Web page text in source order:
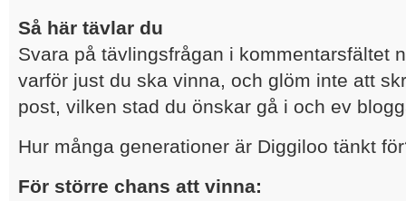
Så här tävlar du
Svara på tävlingsfrågan i kommentarsfältet
varför just du ska vinna, och glöm inte att
post, vilken stad du önskar gå i och ev
Hur många generationer är Diggiloo tänkt
För större chans att vinna: